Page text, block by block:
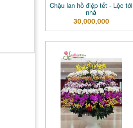
Chậu lan hồ điệp tết - Lộc tới
nhà
30,000,000